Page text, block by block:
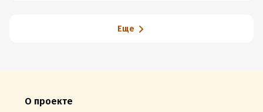
Еще
О проекте